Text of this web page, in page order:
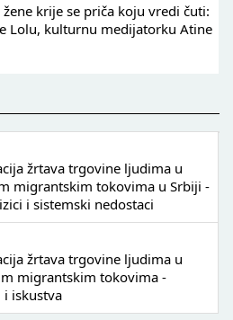
žene krije se priča koju vredi čuti:
Lolu, kulturnu medijatorku Atine
žrtava trgovine ljudima u
migrantskim tokovima u Srbiji -
i sistemski nedostaci
žrtava trgovine ljudima u
migrantskim tokovima -
iskustva